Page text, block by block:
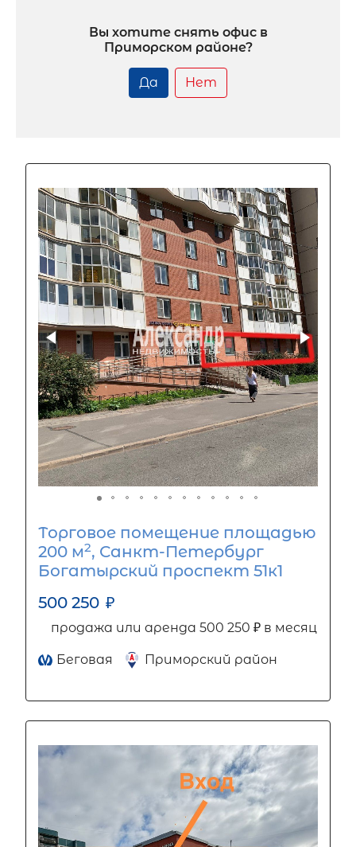
Вы хотите снять офис в
Приморском районе?
Да Нет
Торговое помещение площадью
200 м2, Санкт-Петербург
Богатырский проспект 51к1
500 250 ₽
продажа или аренда 500 250 ₽ в месяц
Беговая Приморский район